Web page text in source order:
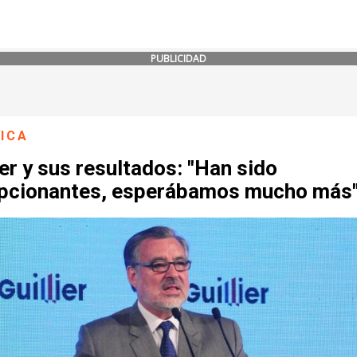
PUBLICIDAD
y sus resultados: "Han sido
esperábamos mucho